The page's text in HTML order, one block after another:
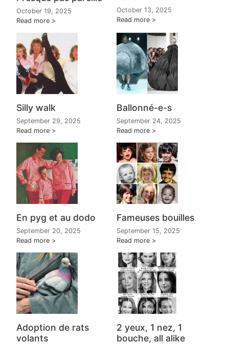
October 19, 2025
Read more
October 13, 2025
Read more
Silly walk
September 29, 2025
Read more
Ballonné-e-s
September 24, 2025
Read more
En pyg et au dodo
September 20, 2025
Read more
Fameuses bouilles
September 15, 2025
Read more
Adoption de rats
volants
2 yeux, 1 nez, 1
bouche, all alike